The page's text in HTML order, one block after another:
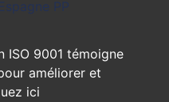
9001 témoigne
améliorer et
ici